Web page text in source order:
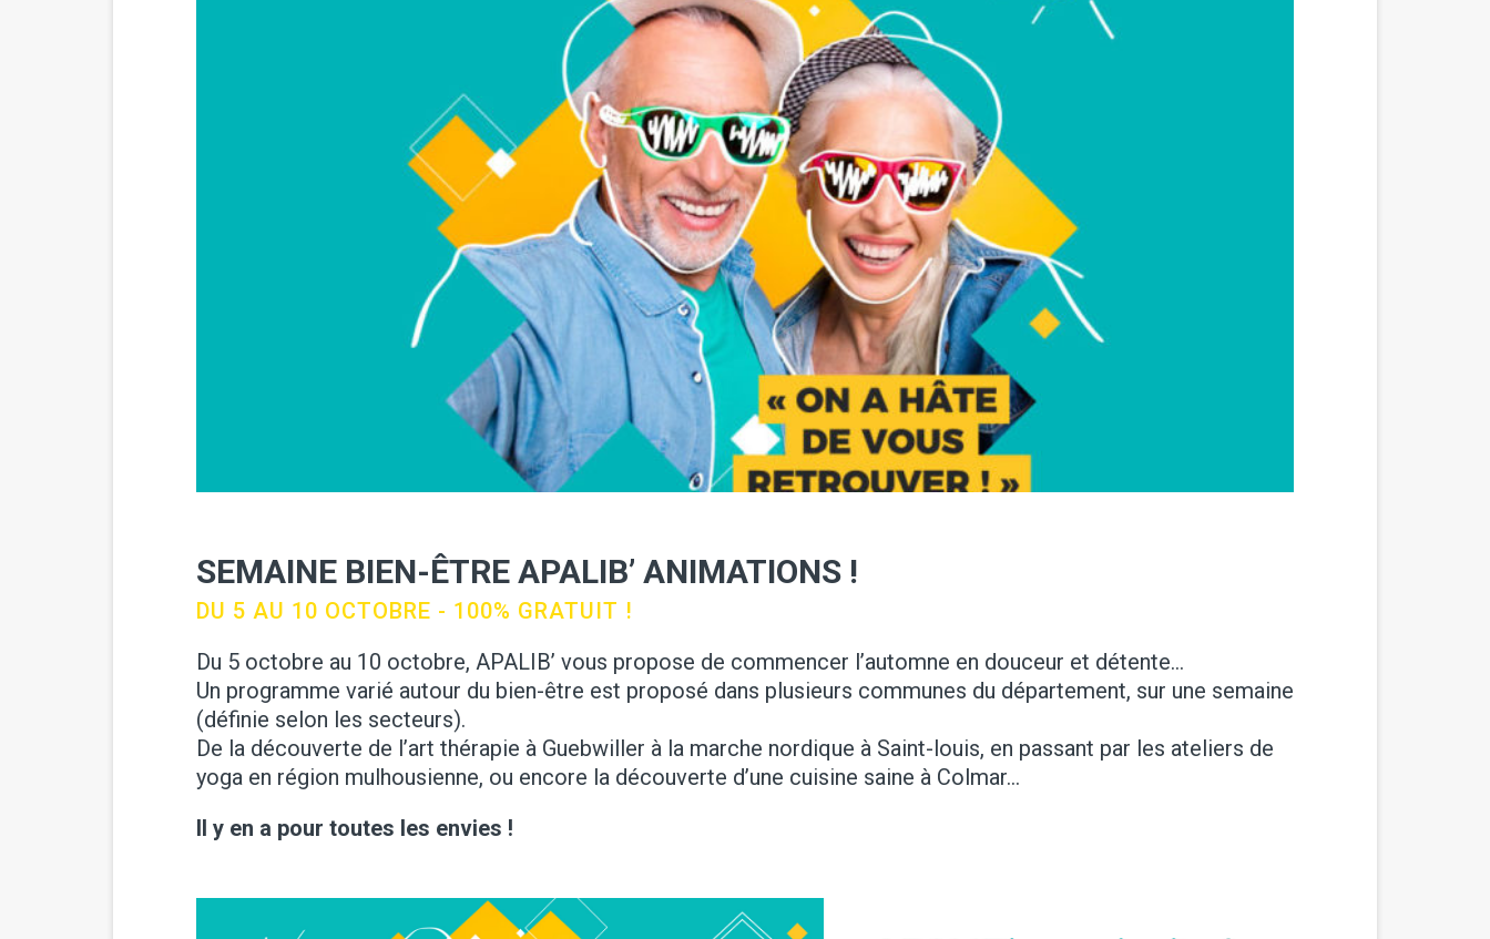
SEMAINE BIEN-ÊTRE APALIB’ ANIMATIONS !
DU 5 AU 10 OCTOBRE - 100% GRATUIT !
Du 5 octobre au 10 octobre, APALIB’ vous propose de commencer l’automne en douceur et détente…
Un programme varié autour du bien-être est proposé dans plusieurs communes du département, sur une semaine
(définie selon les secteurs).
De la découverte de l’art thérapie à Guebwiller à la marche nordique à Saint-louis, en passant par les ateliers de
yoga en région mulhousienne, ou encore la découverte d’une cuisine saine à Colmar…
Il y en a pour toutes les envies !